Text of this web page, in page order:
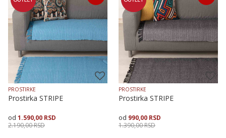
70X120 70X200 70X160 70X120 70X160 70X200
PROSTIRKE
Prostirka STRIPE
1.590,00 RSD
2.190,00RSD
PROSTIRKE
Prostirka STRIPE
990,00 RSD
1.390,00RSD